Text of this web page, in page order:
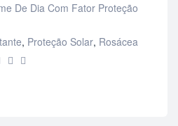
De Dia Com Fator Proteção
, Proteção Solar, Rosácea